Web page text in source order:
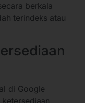
berkala
terindeks atau
di Google